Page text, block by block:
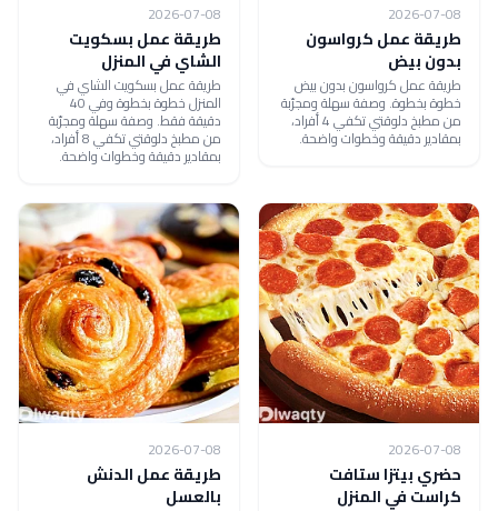
2026-07-08
طريقة عمل كرواسون
بدون بيض
طريقة عمل كرواسون بدون بيض
خطوة بخطوة. وصفة سهلة ومجرّبة
من مطبخ دلوقتي تكفي 4 أفراد،
بمقادير دقيقة وخطوات واضحة.
2026-07-08
طريقة عمل بسكويت
الشاي في المنزل
طريقة عمل بسكويت الشاي في
المنزل خطوة بخطوة وفي 40
دقيقة فقط. وصفة سهلة ومجرّبة
من مطبخ دلوقتي تكفي 8 أفراد،
بمقادير دقيقة وخطوات واضحة.
2026-07-08
حضري بيتزا ستافت
كراست في المنزل
2026-07-08
طريقة عمل الدنش
بالعسل